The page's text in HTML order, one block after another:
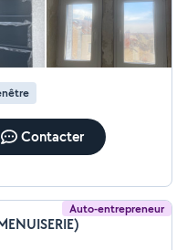
Contacter
Auto-entrepreneur